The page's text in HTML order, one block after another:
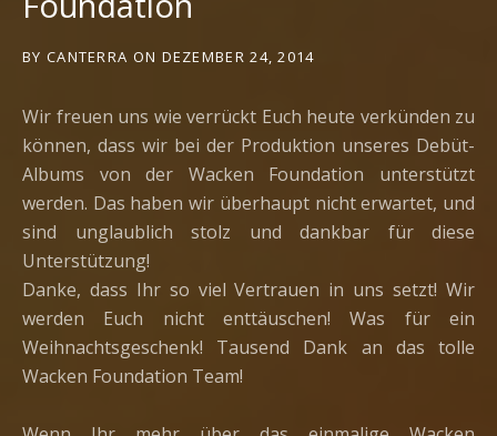
BY CANTERRA ON DEZEMBER 24, 2014
Wir freuen uns wie verrückt Euch heute verkünden zu
können, dass wir bei der Produktion unseres Debüt-
Albums von der Wacken Foundation unterstützt
werden. Das haben wir überhaupt nicht erwartet, und
sind unglaublich stolz und dankbar für diese
Unterstützung!
Danke, dass Ihr so viel Vertrauen in uns setzt! Wir
werden Euch nicht enttäuschen! Was für ein
Weihnachtsgeschenk! Tausend Dank an das tolle
Wacken Foundation Team!